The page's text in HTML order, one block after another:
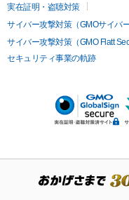
実在証明・盗聴対策
サイバー攻撃対策（GMOサイバ
サイバー攻撃対策（GMO Flatt
セキュリティ事業の軌跡